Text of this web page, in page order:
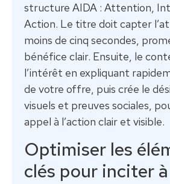
structure AIDA : Attention,
Action. Le titre doit capter
moins de cinq secondes,
bénéfice clair. Ensuite, le
l’intérêt en expliquant
de votre offre, puis crée le
visuels et preuves sociales,
appel à l’action clair et visible.
Optimiser les
clés pour inciter